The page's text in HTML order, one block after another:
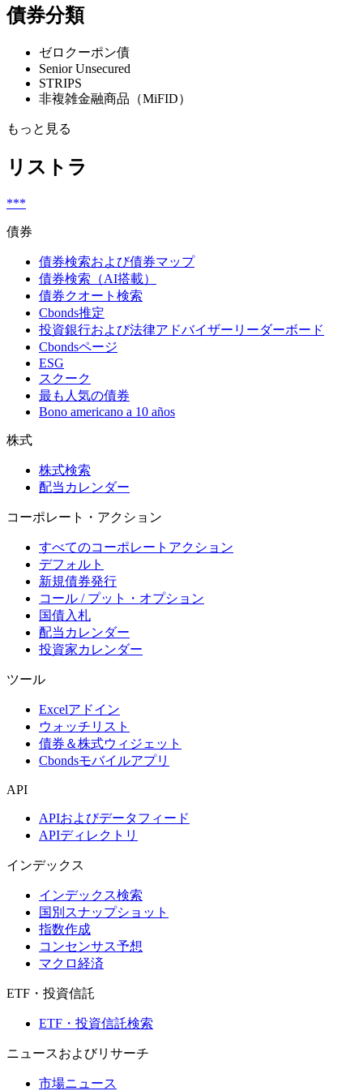
債券分類
ゼロクーポン債
Senior Unsecured
STRIPS
非複雑金融商品（MiFID）
もっと見る
リストラ
***
債券
債券検索および債券マップ
債券検索（AI搭載）
債券クオート検索
Cbonds推定
投資銀行および法律アドバイザーリーダーボード
Cbondsページ
ESG
スクーク
最も人気の債券
Bono americano a 10 años
株式
株式検索
配当カレンダー
コーポレート・アクション
すべてのコーポレートアクション
デフォルト
新規債券発行
コール / プット・オプション
国債入札
配当カレンダー
投資家カレンダー
ツール
Excelアドイン
ウォッチリスト
債券＆株式ウィジェット
Cbondsモバイルアプリ
API
APIおよびデータフィード
APIディレクトリ
インデックス
インデックス検索
国別スナップショット
指数作成
コンセンサス予想
マクロ経済
ETF・投資信託
ETF・投資信託検索
ニュースおよびリサーチ
市場ニュース